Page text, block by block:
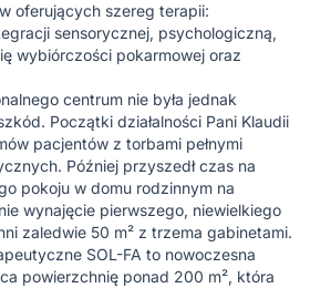
oferujących szereg terapii:
sensorycznej, psychologiczną,
wybiórczości pokarmowej oraz
centrum nie była jednak
Początki działalności Pani Klaudii
pacjentów z torbami pełnymi
Później przyszedł czas na
pokoju w domu rodzinnym na
wynajęcie pierwszego, niewielkiego
zaledwie 50 m² z trzema gabinetami.
SOL-FA to nowoczesna
powierzchnię ponad 200 m², która